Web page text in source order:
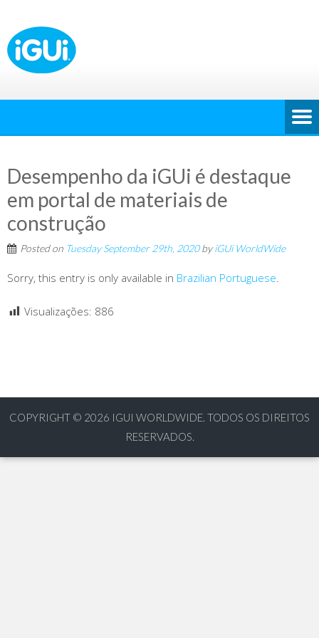
Desempenho da iGUi é destaque
em portal de materiais de
construção
Posted on Tuesday September 29th, 2020byiGUi WorldWide
Sorry, this entry is only available in Brazilian Portuguese.
Visualizações: 886
COPYRIGHT © 2026 IGUI WORLDWIDE. TODOS OS DIREITOS
RESERVADOS.